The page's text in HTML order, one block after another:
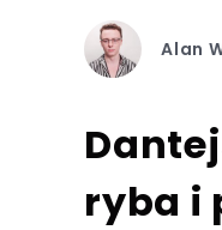
Alan
ryba i